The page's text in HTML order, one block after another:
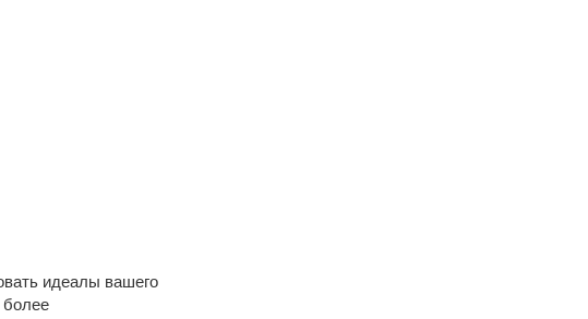
идеалы вашего
более